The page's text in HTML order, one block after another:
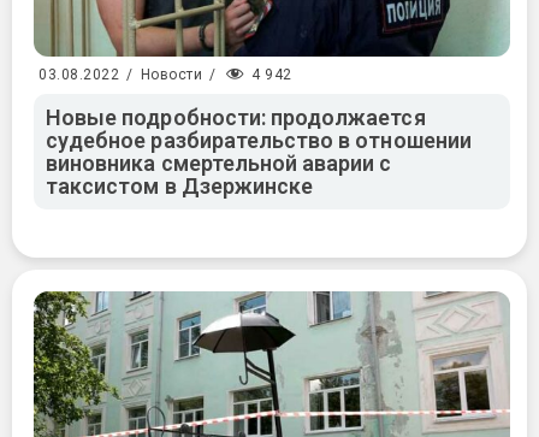
03.08.2022 / Новости / 4 942
Новые подробности: продолжается
судебное разбирательство в отношении
виновника смертельной аварии с
таксистом в Дзержинске